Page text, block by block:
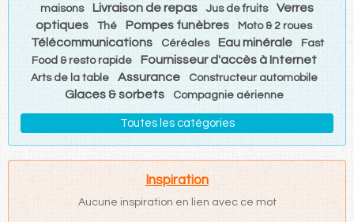
maisons
Livraison de repas Jus de fruits
Verres
optiques
Thé Pompes funèbres Moto & 2 roues
Télécommunications Céréales Eau minérale
Fast
Food & resto rapide
Fournisseur d'accès à Internet
Arts de la table Assurance Constructeur automobile
Glaces & sorbets Compagnie aérienne
Toutes les catégories
Inspiration
Aucune inspiration en lien avec ce mot